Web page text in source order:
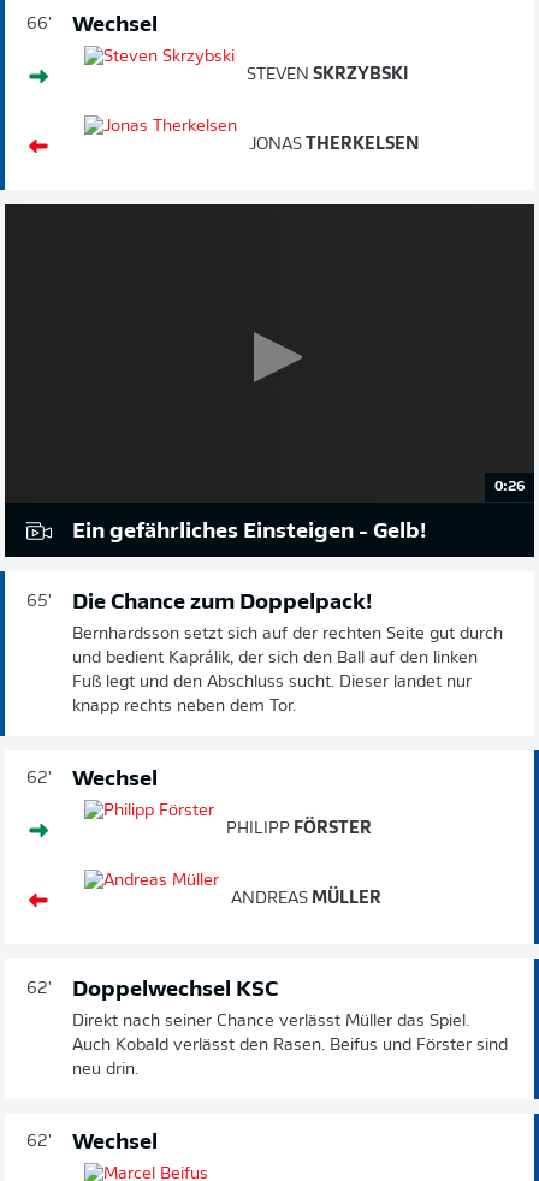
66' Wechsel
STEVEN SKRZYBSKI
JONAS THERKELSEN
0:26
Ein gefährliches Einsteigen - Gelb!
65' Die Chance zum Doppelpack!
Bernhardsson setzt sich auf der rechten Seite gut durch
und bedient Kaprálik, der sich den Ball auf den linken
Fuß legt und den Abschluss sucht. Dieser landet nur
knapp rechts neben dem Tor.
62' Wechsel
PHILIPP FÖRSTER
ANDREAS MÜLLER
62' Doppelwechsel KSC
Direkt nach seiner Chance verlässt Müller das Spiel.
Auch Kobald verlässt den Rasen. Beifus und Förster sind
neu drin.
62' Wechsel